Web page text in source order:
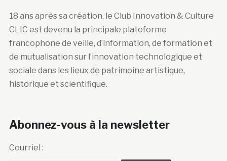
18 ans après sa création, le Club Innovation & Culture
CLIC est devenu la principale plateforme
francophone de veille, d’information, de formation et
de mutualisation sur l’innovation technologique et
sociale dans les lieux de patrimoine artistique,
historique et scientifique.
Abonnez-vous à la newsletter
Courriel :